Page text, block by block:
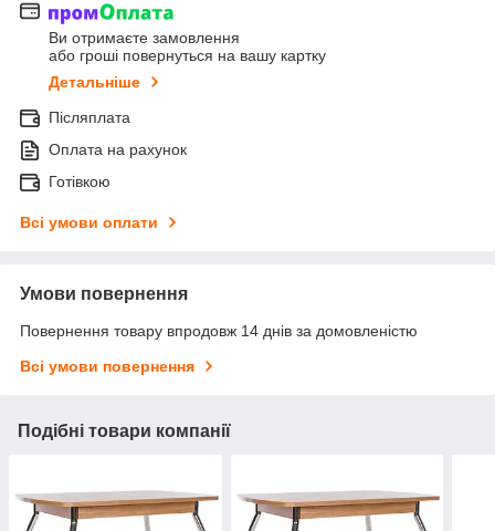
Ви отримаєте замовлення
або гроші повернуться на вашу картку
Детальніше
Післяплата
Оплата на рахунок
Готівкою
Всі умови оплати
Умови повернення
Повернення товару впродовж 14 днів за домовленістю
Всі умови повернення
Подібні товари компанії